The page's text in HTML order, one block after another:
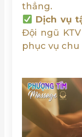
thẳng.
Dịch vụ
Đội ngũ
phục vụ chu